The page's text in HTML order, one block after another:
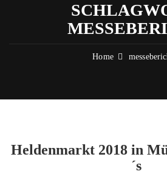
Home
Heldenmarkt 2018 in
´s